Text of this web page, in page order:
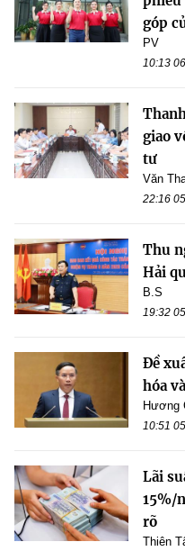
góp
PV
10:13
giao
tư
Văn
22:16
Thu
Hải
B.S
19:32
Đề
hóa
Hương
10:51
Lãi
15%/
rõ
Thiên